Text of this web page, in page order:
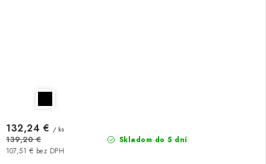
Skladom do 5 dní
107,51 € bez DPH
132,24 € / ks
139,20 €